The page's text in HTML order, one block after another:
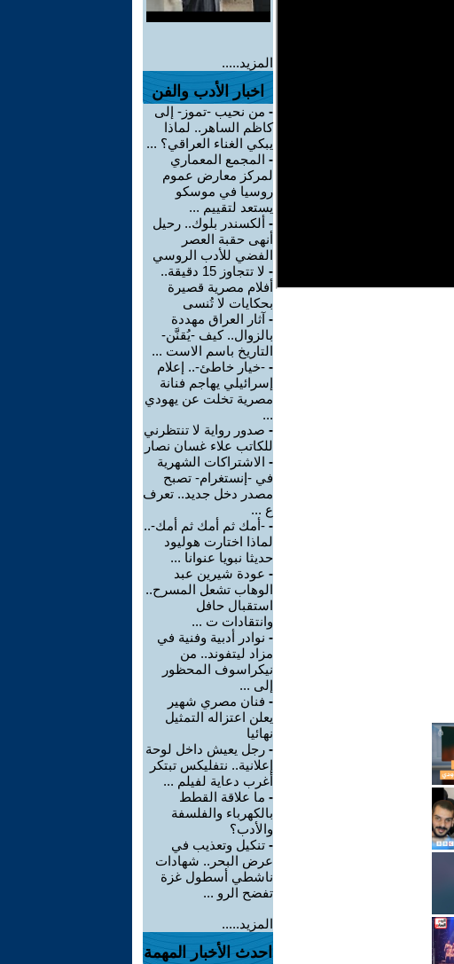
المزيد.....
اخبار الأدب والفن
- من نحيب -تموز- إلى
كاظم الساهر.. لماذا
يبكي الغناء العراقي؟ ...
- المجمع المعماري
لمركز معارض عموم
روسيا في موسكو
يستعد لتقييم ...
- ألكسندر بلوك.. رحيل
أنهى حقبة العصر
الفضي للأدب الروسي
-
لا تتجاوز 15 دقيقة..
أفلام مصرية قصيرة
بحكايات لا تُنسى
- آثار العراق مهددة
بالزوال.. كيف -يُقنَّن-
التاريخ باسم الاست ...
- -خيار خاطئ-.. إعلام
إسرائيلي يهاجم فنانة
مصرية تخلت عن يهودي
...
- صدور رواية لا تنتظرني
للكاتب علاء غسان نصار
- الاشتراكات الشهرية
في -إنستغرام- تصبح
مصدر دخل جديد.. تعرف
ع ...
- -أمك ثم أمك ثم أمك-..
لماذا اختارت هوليود
حديثا نبويا عنوانا ...
- عودة شيرين عبد
الوهاب تشعل المسرح..
استقبال حافل
وانتقادات ت ...
- نوادر أدبية وفنية في
مزاد ليتفوند.. من
نيكراسوف المحظور
إلى ...
- فنان مصري شهير
يعلن اعتزاله التمثيل
نهائيا
- رجل يعيش داخل لوحة
إعلانية.. نتفليكس تبتكر
أغرب دعاية لفيلم ...
- ما علاقة القطط
بالكهرباء والفلسفة
والأدب؟
- تنكيل وتعذيب في
عرض البحر.. شهادات
ناشطي أسطول غزة
تفضح الرو ...
المزيد.....
احدث الأخبار المهمة